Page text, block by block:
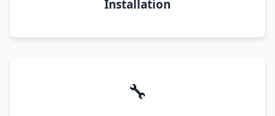
Installation
🔧